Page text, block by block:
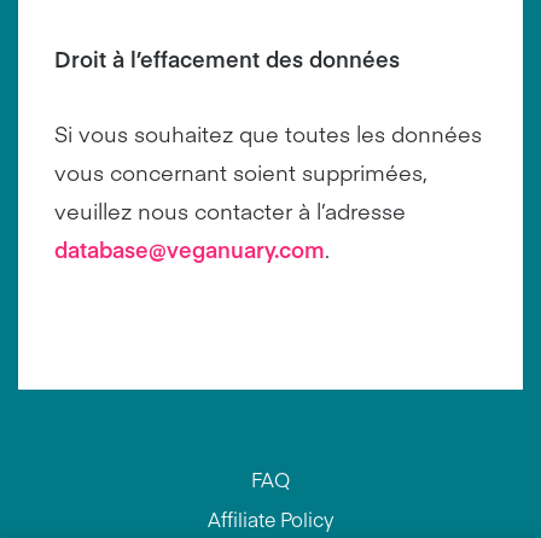
Droit à l’effacement des données
Si vous souhaitez que toutes les données
vous concernant soient supprimées,
veuillez nous contacter à l’adresse
database@veganuary.com.
FAQ
Affiliate Policy